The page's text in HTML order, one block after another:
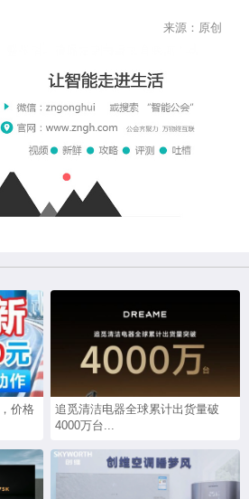
来源：原创
价格
追觅清洁电器全球累计出货量破
4000万台...